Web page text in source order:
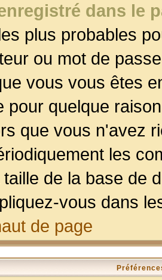
dans le
plus probables
ou mot de
vous vous êtes
pour quelque
que vous n'avez
les
de la base de
vous dans
de page